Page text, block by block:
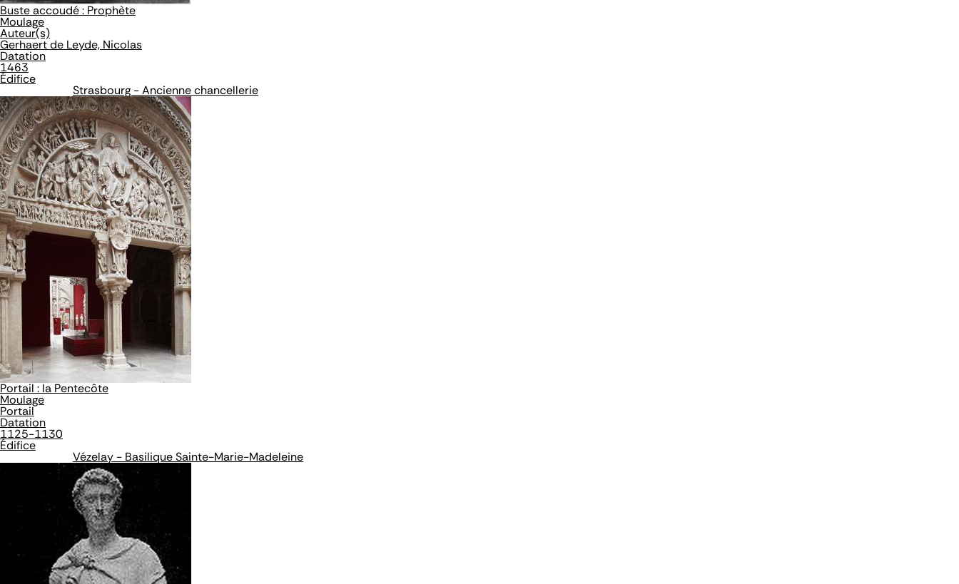
Buste accoudé : Prophète
Moulage
Auteur(s)
Gerhaert de Leyde, Nicolas
Datation
1463
Édifice
Strasbourg - Ancienne chancellerie
Portail : la Pentecôte
Moulage
Portail
Datation
1125-1130
Édifice
Vézelay - Basilique Sainte-Marie-Madeleine